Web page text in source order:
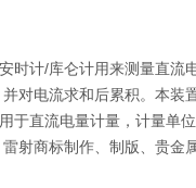
计/库仑计用来测量直流
对电流求和后累积。本装
直流电量计量，计量单位
射商标制作、制版、贵金